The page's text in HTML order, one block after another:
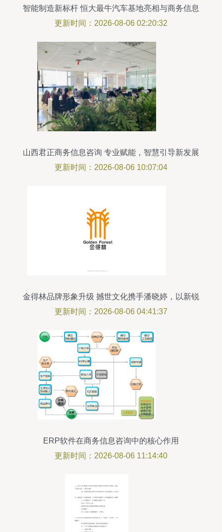
智能制造新标杆 恒大最牛汽车基地亮相与商务信息
洞察
更新时间：2026-08-06 02:20:32
山西君正商务信息咨询 专业赋能，智慧引导新发展
更新时间：2026-08-06 10:07:04
金得林品牌形象升级 撼世文化携手潘晓婷，以新锐
设计重塑市场格局
更新时间：2026-08-06 04:41:37
ERP软件在商务信息咨询中的核心作用
更新时间：2026-08-06 11:14:40